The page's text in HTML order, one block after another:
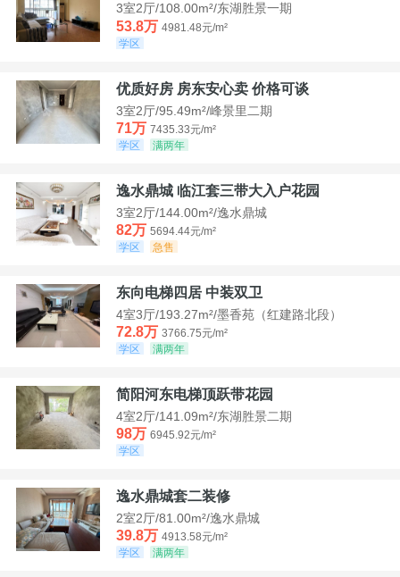
3室2厅/108.00m²/东湖胜景一期
53.8万 4981.48元/m²
学区
优质好房 房东安心卖 价格可谈
3室2厅/95.49m²/峰景里二期
71万 7435.33元/m²
学区
满两年
逸水鼎城 临江套三带大入户花园
3室2厅/144.00m²/逸水鼎城
82万 5694.44元/m²
学区
急售
东向电梯四居 中装双卫
4室3厅/193.27m²/墨香苑（红建路北段）
72.8万 3766.75元/m²
学区
满两年
简阳河东电梯顶跃带花园
4室2厅/141.09m²/东湖胜景二期
98万 6945.92元/m²
学区
逸水鼎城套二装修
2室2厅/81.00m²/逸水鼎城
39.8万 4913.58元/m²
学区
满两年